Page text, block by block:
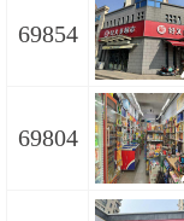
69854
69804